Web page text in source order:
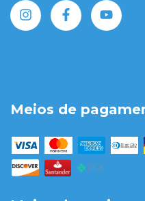
Meios de